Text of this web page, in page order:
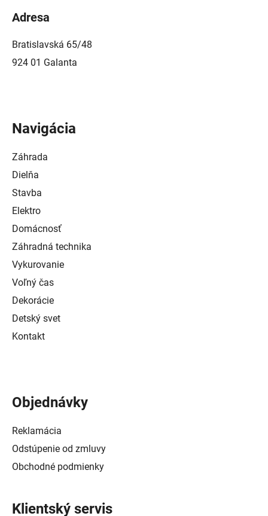
Adresa
Bratislavská 65/48
924 01 Galanta
Navigácia
Záhrada
Dielňa
Stavba
Elektro
Domácnosť
Záhradná technika
Vykurovanie
Voľný čas
Dekorácie
Detský svet
Kontakt
Objednávky
Reklamácia
Odstúpenie od zmluvy
Obchodné podmienky
Klientský servis